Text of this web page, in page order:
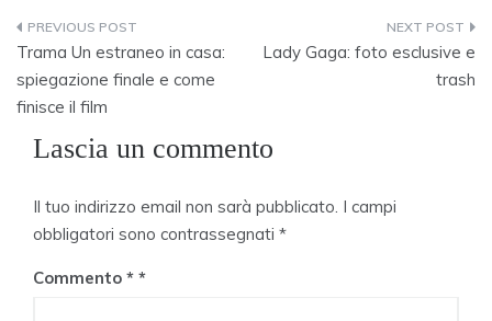
Navigazione
articoli
Trama Un estraneo in casa:
spiegazione finale e come
finisce il film
Lady Gaga: foto esclusive e
trash
Lascia un commento
Il tuo indirizzo email non sarà pubblicato. I campi
obbligatori sono contrassegnati *
Commento *